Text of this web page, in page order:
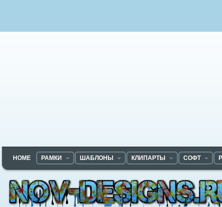
HOME РАМКИ ШАБЛОНЫ КЛИПАРТЫ СОФТ